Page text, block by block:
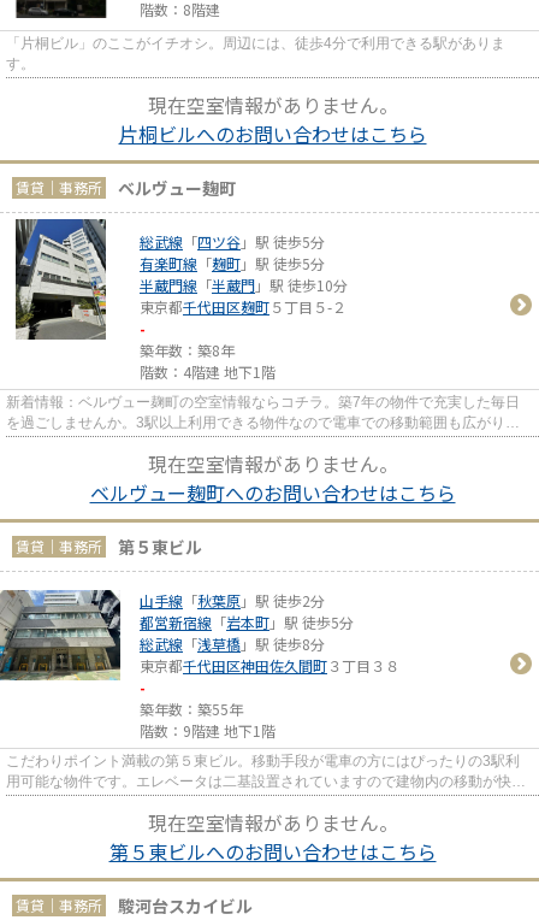
階数：8階建
「片桐ビル」のここがイチオシ。周辺には、徒歩4分で利用できる駅がありま
す。
現在空室情報がありません。
片桐ビルへのお問い合わせはこちら
賃貸｜事務所 ベルヴュー麹町
総武線 「四ツ谷」駅 徒歩5分
有楽町線 「麹町」駅 徒歩5分
半蔵門線 「半蔵門」駅 徒歩10分
東京都千代田区麹町５丁目５-２
-
築年数：築8年
階数：4階建 地下1階
新着情報：ベルヴュー麹町の空室情報ならコチラ。築7年の物件で充実した毎日
を過ごしませんか。3駅以上利用できる物件なので電車での移動範囲も広がりま
現在空室情報がありません。
ベルヴュー麹町へのお問い合わせはこちら
賃貸｜事務所 第５東ビル
山手線 「秋葉原」駅 徒歩2分
都営新宿線 「岩本町」駅 徒歩5分
総武線 「浅草橋」駅 徒歩8分
東京都千代田区神田佐久間町３丁目３８
-
築年数：築55年
階数：9階建 地下1階
こだわりポイント満載の第５東ビル。移動手段が電車の方にはぴったりの3駅利
用可能な物件です。エレベータは二基設置されていますので建物内の移動が快適
現在空室情報がありません。
第５東ビルへのお問い合わせはこちら
賃貸｜事務所 駿河台スカイビル